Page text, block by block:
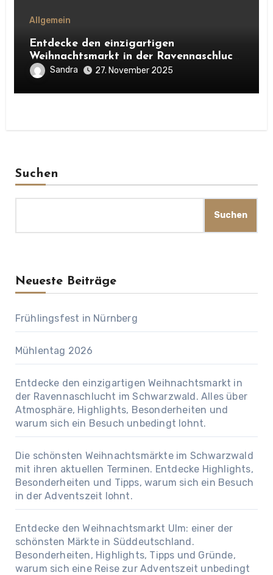
Allgemein
Entdecke den einzigartigen
Weihnachtsmarkt in der Ravennaschlucht
im Schwarzwald. Alles über Atmosphäre,
Highlights, Besonderheiten und warum
sich ein Besuch unbedingt lohnt.
Sandra 27. November 2025
Suchen
Suchen
Neueste Beiträge
Frühlingsfest in Nürnberg
Mühlentag 2026
Entdecke den einzigartigen Weihnachtsmarkt in
der Ravennaschlucht im Schwarzwald. Alles über
Atmosphäre, Highlights, Besonderheiten und
warum sich ein Besuch unbedingt lohnt.
Die schönsten Weihnachtsmärkte im Schwarzwald
mit ihren aktuellen Terminen. Entdecke Highlights,
Besonderheiten und Tipps, warum sich ein Besuch
in der Adventszeit lohnt.
Entdecke den Weihnachtsmarkt Ulm: einer der
schönsten Märkte in Süddeutschland.
Besonderheiten, Highlights, Tipps und Gründe,
warum sich eine Reise zur Adventszeit unbedingt